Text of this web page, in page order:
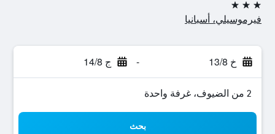
3 نجوم
فيرموسيلي، أسبانيا
خ 13/8 - ج 14/8
2 من الضيوف، غرفة واحدة
بحث